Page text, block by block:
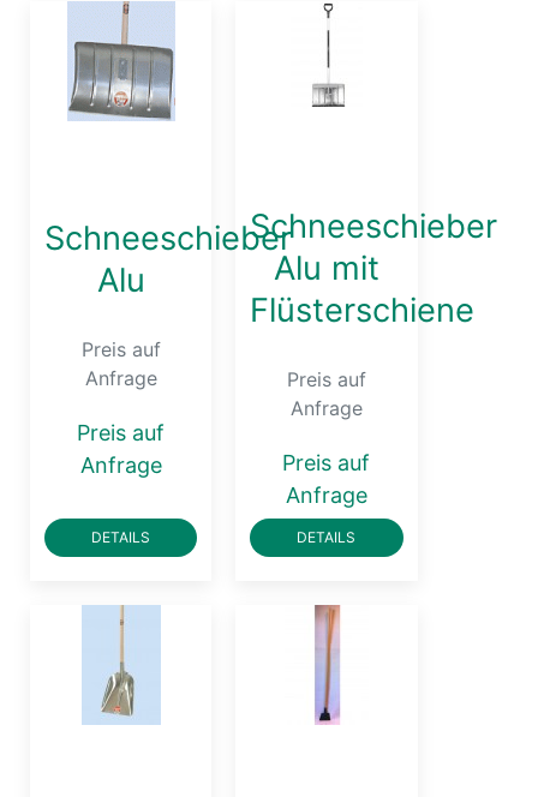
Schneeschieber
Alu
Preis auf
Anfrage
Preis auf
Anfrage
DETAILS
Schneeschieber
Alu mit
Flüsterschiene
Preis auf
Anfrage
Preis auf
Anfrage
DETAILS